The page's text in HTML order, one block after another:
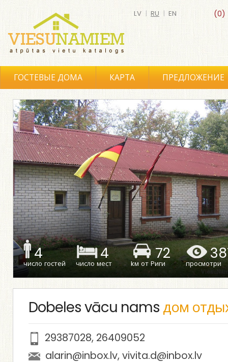
(0)
LV | RU | EN
ГОСТЕВЫЕ ДОМА КАРТА ПРЕДЛОЖЕНИЕ
4
число гостей
4
число мест
72
kм от Риги просмотри
Dobeles vācu nams дом
29387028, 26409052
alarin@inbox.lv,vivita.d@inbox.lv